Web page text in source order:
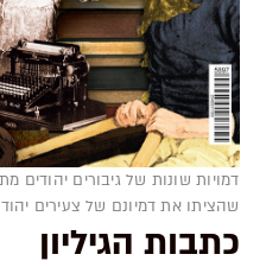
דמויות שונות של גיבורים יהודים
שהציתו את דמיונם של צעירים
כתבות הגיליון